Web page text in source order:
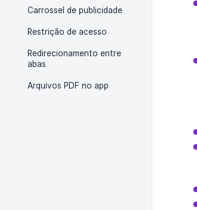
Carrossel de publicidade
Restrição de acesso
Redirecionamento entre
abas
Arquivos PDF no app